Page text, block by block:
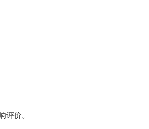
评价。